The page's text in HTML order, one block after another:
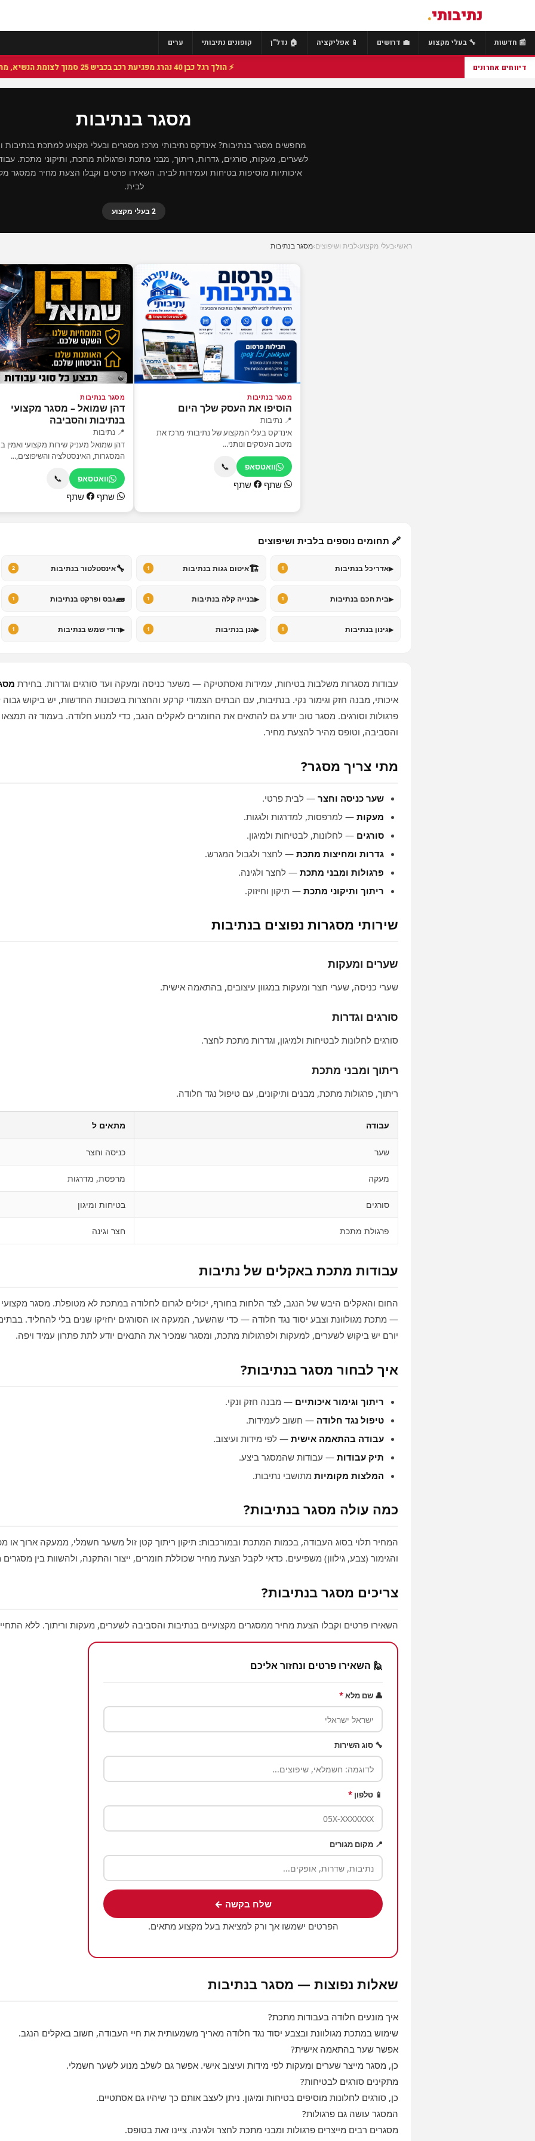
נתיבותי.
📰 חדשות 🔧 בעלי מקצוע 💼 דרושים 📱 אפליקציה 🏠 נדל"ן קופונים נתיבותי ערים
דיווחים אחרונים ⚡ הולך רגל כבן 40 נהרג מפגיעת רכב בכביש 25 סמוך לצומת הנשיא, מתנדבי זק"א פועלו בזירה
מסגר בנתיבות
מחפשים מסגר בנתיבות? אינדקס נתיבותי מרכז מסגרים ובעלי מקצוע למתכת
לשערים, מעקות, סורגים, גדרות, ריתוך, מבני מתכת ופרגולות מתכת, ותיקוני מתכת.
איכותיות מוסיפות בטיחות ועמידות לבית. השאירו פרטים וקבלו הצעת מחיר ממסגר
לבית.
2 בעלי מקצוע
ראשי›בעלי מקצוע›לבית ושיפוצים›מסגר בנתיבות
מסגר בנתיבות
הוסיפו את העסק שלך היום
📍 נתיבות
אינדקס בעלי המקצוע של נתיבותי מרכז את
מיטב העסקים ונותני...
וואטסאפ 📞
שתף שתף
מסגר בנתיבות
דהן שמואל – מסגר מקצועי
בנתיבות והסביבה
📍 נתיבות
דהן שמואל מעניק שירות מקצועי ואמין
המסגרות, האינסטלציה והשיפוצים,...
וואטסאפ 📞
שתף שתף
🔗 תחומים נוספים בלבית ושיפוצים
▸אדריכל בנתיבות 1
🏗️איטום גגות בנתיבות 1
🔧אינסטלטור בנתיבות 2
▸בית חכם בנתיבות 1
▸בנייה קלה בנתיבות 1
🧱גבס ופרקט בנתיבות 1
▸גינון בנתיבות 1
▸גנן בנתיבות 1
▸דודי שמש בנתיבות 1
עבודות מסגרות משלבות בטיחות, עמידות ואסתטיקה — משער כניסה ומעקה ועד סורגים וגדרות. בחירת
איכותי, מבנה חזק וגימור נקי. בנתיבות, עם הבתים הצמודי קרקע והחצרות בשכונות החדשות, יש ביקוש
פרגולות וסורגים. מסגר טוב יודע גם להתאים את החומרים לאקלים הנגב, כדי למנוע חלודה. בעמוד זה
והסביבה, וטופס מהיר להצעת מחיר.
מתי צריך מסגר?
שער כניסה וחצר — לבית פרטי.
מעקות — למרפסות, למדרגות ולגגות.
סורגים — לחלונות, לבטיחות ולמיגון.
גדרות ומחיצות מתכת — לחצר ולגבול המגרש.
פרגולות ומבני מתכת — לחצר ולגינה.
ריתוך ותיקוני מתכת — תיקון וחיזוק.
שירותי מסגרות נפוצים בנתיבות
שערים ומעקות
שערי כניסה, שערי חצר ומעקות במגוון עיצובים, בהתאמה אישית.
סורגים וגדרות
סורגים לחלונות לבטיחות ולמיגון, וגדרות מתכת לחצר.
ריתוך ומבני מתכת
ריתוך, פרגולות מתכת, מבנים ותיקונים, עם טיפול נגד חלודה.
עבודה מתאים ל
שער כניסה וחצר
מעקה מרפסת, מדרגות
סורגים בטיחות ומיגון
פרגולת מתכת חצר וגינה
עבודות מתכת באקלים של נתיבות
החום והאקלים היבש של הנגב, לצד הלחות בחורף, יכולים לגרום לחלודה במתכת לא מטופלת. מסגר
— מתכת מגולוונת וצבע יסוד נגד חלודה — כדי שהשער, המעקה או הסורגים יחזיקו שנים בלי להחליד.
יורם יש ביקוש לשערים, למעקות ולפרגולות מתכת, ומסגר שמכיר את התנאים יודע לתת פתרון עמיד ויפה.
איך לבחור מסגר בנתיבות?
ריתוך וגימור איכותיים — מבנה חזק ונקי.
טיפול נגד חלודה — חשוב לעמידות.
עבודה בהתאמה אישית — לפי מידות ועיצוב.
תיק עבודות — עבודות שהמסגר ביצע.
המלצות מקומיות מתושבי נתיבות.
כמה עולה מסגר בנתיבות?
המחיר תלוי בסוג העבודה, בכמות המתכת ובמורכבות: תיקון ריתוך קטן זול משער חשמלי, ממעקה ארוך או
והגימור (צבע, גילוון) משפיעים. כדאי לקבל הצעת מחיר שכוללת חומרים, ייצור והתקנה, ולהשוות בין
צריכים מסגר בנתיבות?
השאירו פרטים וקבלו הצעת מחיר ממסגרים מקצועיים בנתיבות והסביבה לשערים, מעקות וריתוך. ללא
🙋 השאירו פרטים ונחזור אליכם
👤 שם מלא*
🔧 סוג השירות
📱 טלפון *
📍 מקום מגורים
שלח בקשה ←
הפרטים ישמשו אך ורק למציאת בעל מקצוע מתאים.
שאלות נפוצות — מסגר בנתיבות
איך מונעים חלודה בעבודות מתכת?
שימוש במתכת מגולוונת ובצבע יסוד נגד חלודה מאריך משמעותית את חיי העבודה, חשוב באקלים הנגב.
אפשר שער בהתאמה אישית?
כן, מסגר מייצר שערים ומעקות לפי מידות ועיצוב אישי. אפשר גם לשלב מנוע לשער חשמלי.
מתקינים סורגים לבטיחות?
כן, סורגים לחלונות מוסיפים בטיחות ומיגון. ניתן לעצב אותם כך שיהיו גם אסתטיים.
המסגר עושה גם פרגולות?
מסגרים רבים מייצרים פרגולות ומבני מתכת לחצר ולגינה. ציינו זאת בטופס.